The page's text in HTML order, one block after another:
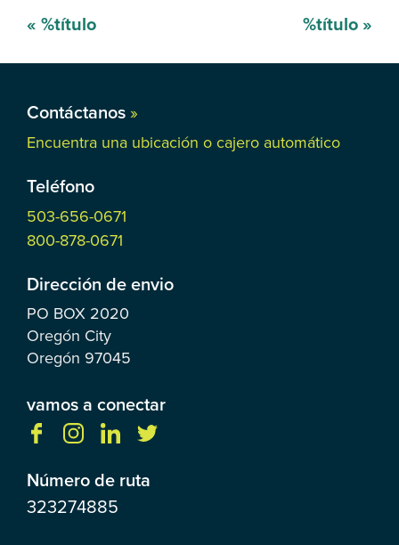
Mensaje
navegación
« %título %título »
Contáctanos »
Encuentra una ubicación o cajero automático
Teléfono
503-656-0671
800-878-0671
Dirección de envio
PO BOX 2020
Oregón City
Oregón 97045
vamos a conectar
Número de ruta
323274885